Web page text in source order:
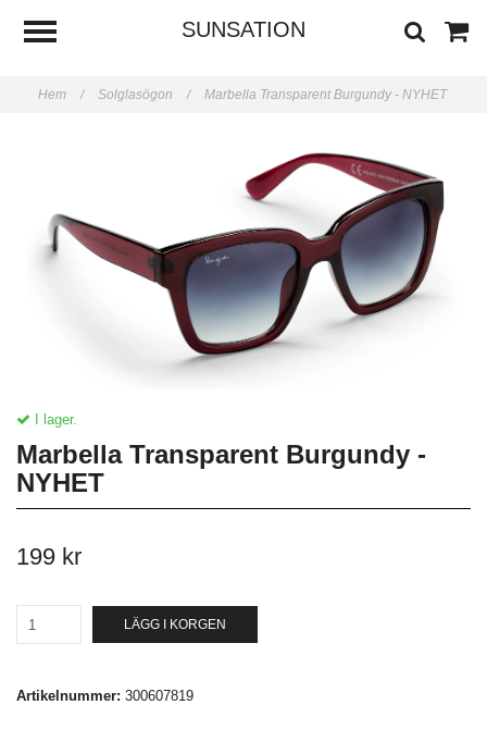
SUNSATION
Hem / Solglasögon / Marbella Transparent Burgundy - NYHET
I lager.
Marbella Transparent Burgundy -
NYHET
199 kr
LÄGG I KORGEN
Artikelnummer: 300607819